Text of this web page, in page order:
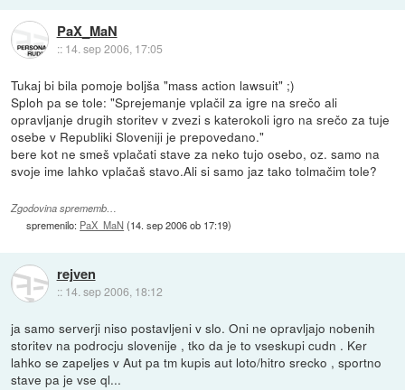
PaX_MaN
:: 14. sep 2006, 17:05
Tukaj bi bila pomoje boljša "mass action lawsuit" ;)
Sploh pa se tole: "Sprejemanje vplačil za igre na srečo ali
opravljanje drugih storitev v zvezi s katerokoli igro na srečo za tuje
osebe v Republiki Sloveniji je prepovedano."
bere kot ne smeš vplačati stave za neko tujo osebo, oz. samo na
svoje ime lahko vplačaš stavo.Ali si samo jaz tako tolmačim tole?
Zgodovina sprememb…
spremenilo: PaX_MaN(14. sep 2006 ob 17:19)
rejven
:: 14. sep 2006, 18:12
ja samo serverji niso postavljeni v slo. Oni ne opravljajo nobenih
storitev na podrocju slovenije , tko da je to vseskupi cudn . Ker
lahko se zapeljes v Aut pa tm kupis aut loto/hitro srecko , sportno
stave pa je vse ql...